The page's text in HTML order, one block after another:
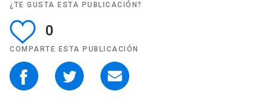
¿TE GUSTA ESTA PUBLICACIÓN?
0
COMPARTE ESTA PUBLICACIÓN